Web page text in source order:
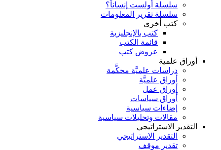
سلسلة أولست إنساناً؟
سلسلة تقرير المعلومات
كتب أخرى
كتب بالإنجليزية
قائمة الكتب
عروض كتب
أوراق علمية
دراسات علميَّة محكَّمة
أوراق علميَّة
أوراق عمل
أوراق سياسات
إضاءات سياسية
مقالات وتحليلات سياسية
التقدير الاستراتيجي
التقدير الاستراتيجي
تقدير موقف